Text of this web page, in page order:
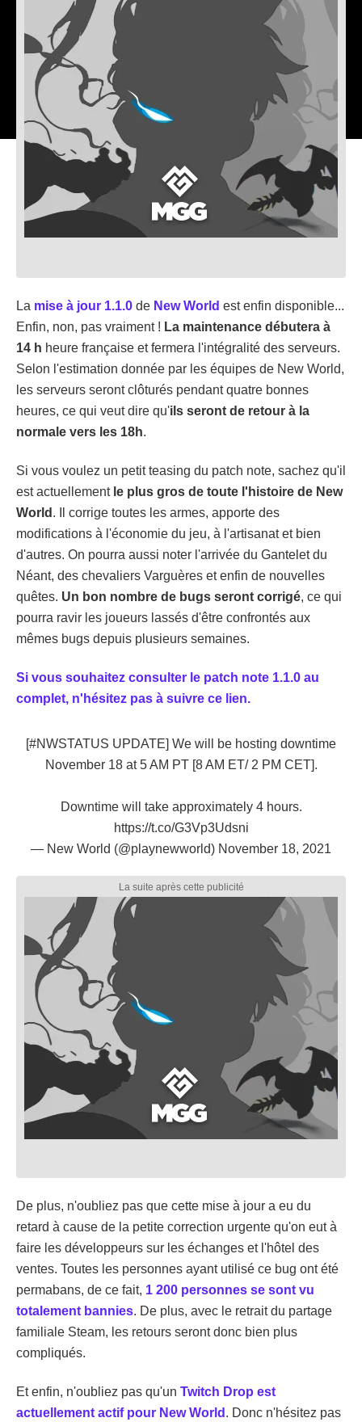
La mise à jour 1.1.0 de New World est enfin disponible...
Enfin, non, pas vraiment ! La maintenance débutera à
14 h heure française et fermera l'intégralité des serveurs.
Selon l'estimation donnée par les équipes de New World,
les serveurs seront clôturés pendant quatre bonnes
heures, ce qui veut dire qu'ils seront de retour à la
normale vers les 18h.
Si vous voulez un petit teasing du patch note, sachez qu'il
est actuellement le plus gros de toute l'histoire de New
World . Il corrige toutes les armes, apporte des
modifications à l'économie du jeu, à l'artisanat et bien
d'autres. On pourra aussi noter l'arrivée du Gantelet du
Néant, des chevaliers Varguères et enfin de nouvelles
quêtes. Un bon nombre de bugs seront corrigé, ce qui
pourra ravir les joueurs lassés d'être confrontés aux
mêmes bugs depuis plusieurs semaines.
Si vous souhaitez consulter le patch note 1.1.0 au
complet, n'hésitez pas à suivre ce lien.
[#NWSTATUS UPDATE] We will be hosting downtime
November 18 at 5 AM PT [8 AM ET/ 2 PM CET].
Downtime will take approximately 4 hours.
https://t.co/G3Vp3Udsni
— New World (@playnewworld) November 18, 2021
De plus, n'oubliez pas que cette mise à jour a eu du
retard à cause de la petite correction urgente qu'on eut à
faire les développeurs sur les échanges et l'hôtel des
ventes. Toutes les personnes ayant utilisé ce bug ont été
permabans, de ce fait, 1 200 personnes se sont vu
totalement bannies. De plus, avec le retrait du partage
familiale Steam, les retours seront donc bien plus
compliqués.
Et enfin, n'oubliez pas qu'un Twitch Drop est
actuellement actif pour New World . Donc n'hésitez pas